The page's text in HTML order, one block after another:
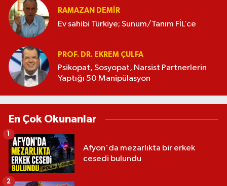
RAMAZAN DEMİR
Ev sahibi Türkiye; Sunum/Tanım FİL’ce
PROF. DR. EKREM ÇULFA
Psikopat, Sosyopat, Narsist Partnerlerin
Yaptığı 50 Manipülasyon
En Çok Okunanlar
Afyon'da mezarlıkta bir erkek
cesedi bulundu
1
2